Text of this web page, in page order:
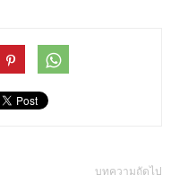
บทความถัดไป